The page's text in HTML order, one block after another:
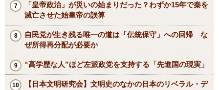
「皇帝政治」が災いの始まりだった？わずか15年で秦を
滅亡させた始皇帝の誤算
自民党が生き残る唯一の道は「伝統保守」への回帰 な
ぜ所得再分配が必要か
“高学歴な人”ほど左派政党を支持する「先進国の現実」
【日本文明研究会】文明史のなかの日本のリベラル・デ